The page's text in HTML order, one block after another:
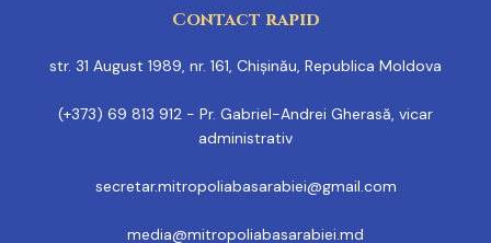
Contact rapid
str. 31 August 1989, nr. 161, Chișinău, Republica Moldova
(+373) 69 813 912 - Pr. Gabriel-Andrei Gherasă, vicar
administrativ
secretar.mitropoliabasarabiei@gmail.com
media@mitropoliabasarabiei.md